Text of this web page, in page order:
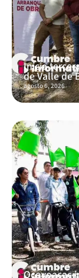
Inicia
de Valle de
agosto 6, 2026
Ocoyoacac